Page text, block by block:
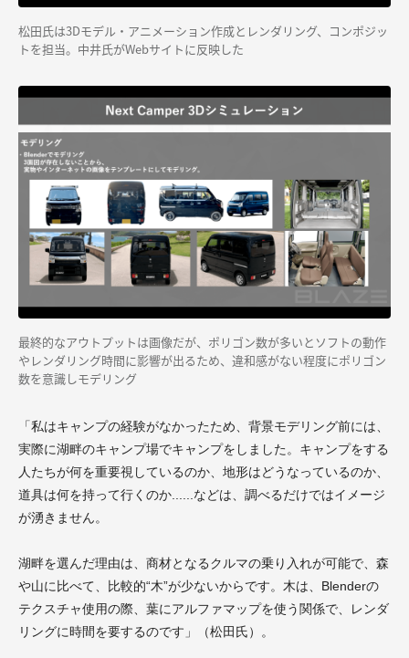
松田氏は3Dモデル・アニメーション作成とレンダリング、コンポジッ
トを担当。中井氏がWebサイトに反映した
最終的なアウトプットは画像だが、ポリゴン数が多いとソフトの動作
やレンダリング時間に影響が出るため、違和感がない程度にポリゴン
数を意識しモデリング
「私はキャンプの経験がなかったため、背景モデリング前には、
実際に湖畔のキャンプ場でキャンプをしました。キャンプをする
人たちが何を重要視しているのか、地形はどうなっているのか、
道具は何を持って行くのか......などは、調べるだけではイメージ
が湧きません。
湖畔を選んだ理由は、商材となるクルマの乗り入れが可能で、森
や山に比べて、比較的“木”が少ないからです。木は、Blenderの
テクスチャ使用の際、葉にアルファマップを使う関係で、レンダ
リングに時間を要するのです」（松田氏）。